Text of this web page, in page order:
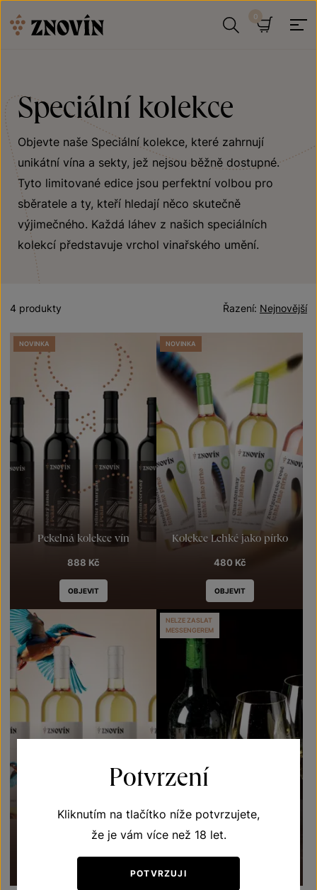
Speciální kolekce
Objevte naše Speciální kolekce, které zahrnují
unikátní vína a sekty, jež nejsou běžně dostupné.
Tyto limitované edice jsou perfektní volbou pro
sběratele a ty, kteří hledají něco skutečně
výjimečného. Každá láhev z našich speciálních
kolekcí představuje vrchol vinařského umění.
Nejnovější
Řazení:
4 produkty
Pekelná kolekce vín
888 Kč
OBJEVIT
NOVINKA
Kolekce Lehké jako pírko
480 Kč
OBJEVIT
NOVINKA
Zvířátková kolekce vín
Kč
Ryzlink rýnský
2 900
NELZE ZASLAT
MESSENGEREM
Potvrzení
Kliknutím na tlačítko níže potvrzujete,
že je vám více než 18 let.
POTVRZUJI